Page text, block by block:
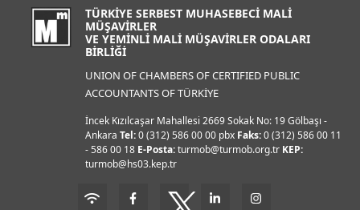
TÜRKİYE SERBEST MUHASEBECİ MALİ
MÜŞAVİRLER
VE YEMİNLİ MALİ MÜŞAVİRLER ODALARI
BİRLİĞİ
UNION OF CHAMBERS OF CERTIFIED PUBLIC
ACCOUNTANTS OF TÜRKİYE
İncek Kızılcaşar Mahallesi 2669 Sokak No: 19 Gölbaşı -
AnkaraTel:0 (312) 586 00 00 pbx Faks:0 (312) 586 00 11
- 586 00 18 E-Posta:turmob@turmob.org.tr KEP:
turmob@hs03.kep.tr